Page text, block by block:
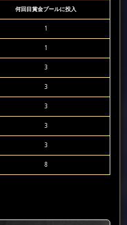
何回目賞金プールに投入
1
1
3
3
3
3
3
8